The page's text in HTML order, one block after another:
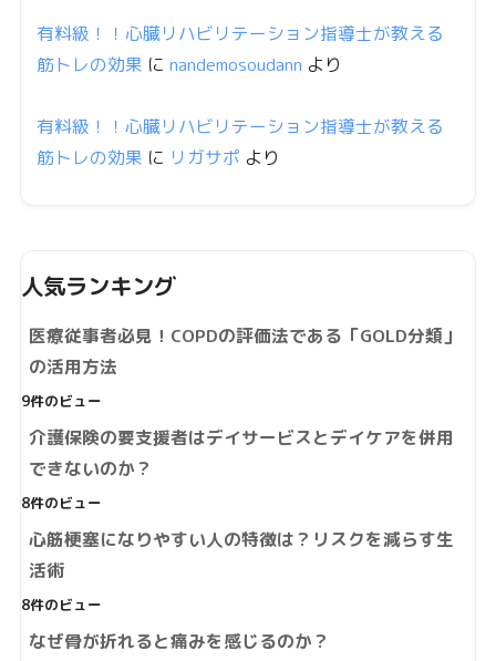
有料級！！心臓リハビリテーション指導士が教える
筋トレの効果 に nandemosoudann より
有料級！！心臓リハビリテーション指導士が教える
筋トレの効果 に リガサポ より
人気ランキング
医療従事者必見！COPDの評価法である「GOLD分類」
の活用方法
9件のビュー
介護保険の要支援者はデイサービスとデイケアを併用
できないのか？
8件のビュー
心筋梗塞になりやすい人の特徴は？リスクを減らす生
活術
8件のビュー
なぜ骨が折れると痛みを感じるのか？